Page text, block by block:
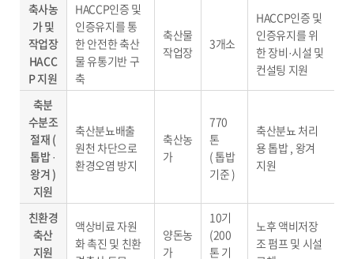
축사농
가 및
작업장
HACC
P 지원
HACCP인증 및
인증유지를 통
한 안전한 축산
물 유통기반 구
축
축산물
작업장
3개소
HACCP인증 및
인증유지를 위
한 장비·시설 및
컨설팅 지원
축분
수분조
절재 (
톱밥 ·
왕겨 )
지원
축산분뇨배출
원천 차단으로
환경오염 방지
축산농
가
770
톤
( 톱밥
기준 )
축산분뇨 처리
용 톱밥 , 왕겨
지원
친환경
축산
지원
액상비료 자원
화 촉진 및 친환
양돈농
가
10기
(200
톤 기
노후 액비저장
조 펌프 및 시설